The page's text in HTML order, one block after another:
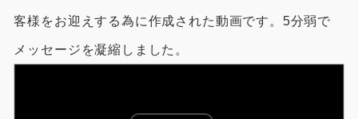
客様をお迎えする為に作成された動画です。5分弱で
メッセージを凝縮しました。